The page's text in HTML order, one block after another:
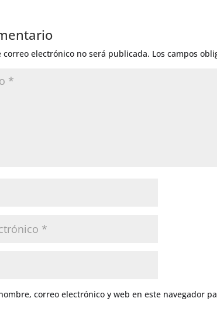
correo electrónico no será publicada. Los campos
correo electrónico y web en este navegador